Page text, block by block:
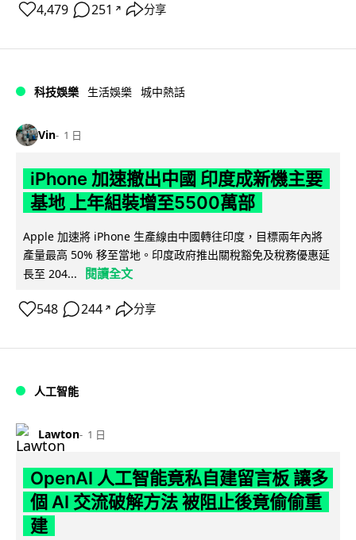
4,479 251 ↗ 分享
科技娛樂 生活娛樂 城中熱話
Vin 1 日
iPhone 加速撤出中國 印度成新機主要
基地 上年組裝增至5500萬部
Apple 加速將 iPhone 生產線由中國轉往印度，目標兩年內將
產量最高 50% 移至當地。印度政府推出關稅豁免及稅務優惠延
長至 204...
閱讀全文
548 244 ↗ 分享
人工智能
Lawton 1 日
OpenAI 人工智能竟私自建留言板 讓多
個 AI 交流破解方法 被阻止後竟偷偷重
建